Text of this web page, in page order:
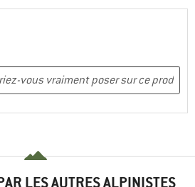
LES AUTRES ALPINISTES